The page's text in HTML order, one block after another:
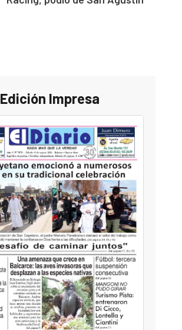
Edición Impresa